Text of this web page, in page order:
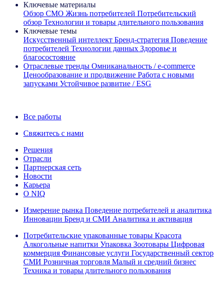
Ключевые материалы
Обзор CMO Жизнь потребителей Потребительский
обзор Технологии и товары длительного пользования
Ключевые темы
Искусственный интеллект Бренд‑стратегия Поведение
потребителей Технологии данных Здоровье и
благосостояние
Отраслевые тренды Омниканальность / e‑commerce
Ценообразование и продвижение Работа с новыми
запусками Устойчивое развитие / ESG
Все работы
Свяжитесь с нами
Решения
Отрасли
Партнерская сеть
Новости
Карьера
О NIQ
Измерение рынка Поведение потребителей и аналитика
Инновации Бренд и СМИ Аналитика и активация
Потребительские упакованные товары Красота
Алкогольные напитки Упаковка Зоотовары Цифровая
коммерция Финансовые услуги Государственный сектор
СМИ Розничная торговля Малый и средний бизнес
Техника и товары длительного пользования